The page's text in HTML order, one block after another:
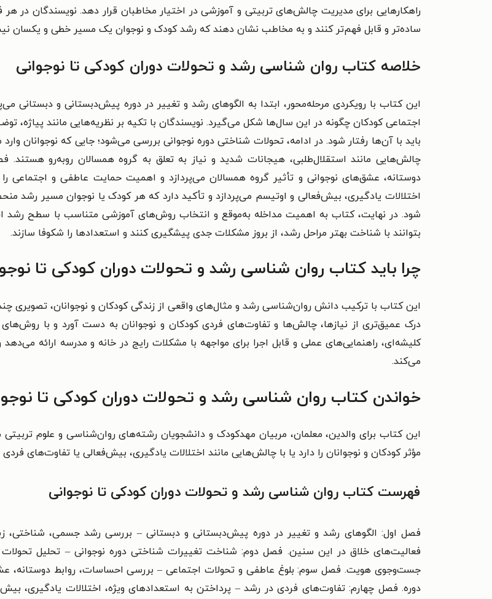
راهکارهایی برای مدیریت چالش‌های تربیتی و آموزشی در اختیار مخاطبان قرار دهد. نویسندگان در
ساده‌تر و قابل فهم‌تر کنند و به مخاطب نشان دهند که رشد کودک و نوجوان یک مسیر خطی و یکسان
خلاصه کتاب روان شناسی رشد و تحولات دوران کودکی تا نوجوانی
این کتاب با رویکردی مرحله‌محور، ابتدا به الگوهای رشد و تغییر در دوره پیش‌دبستانی و
اجتماعی کودکان چگونه در این سال‌ها شکل می‌گیرد. نویسندگان با تکیه بر نظریه‌هایی مانند پیاژه،
باید با آن‌ها رفتار شود. در ادامه، تحولات شناختی دوره نوجوانی بررسی می‌شود؛ جایی که نوجوانان
چالش‌هایی مانند استقلال‌طلبی، هیجانات شدید و نیاز به تعلق به گروه همسالان روبه‌رو
دوستانه، عشق‌های نوجوانی و تأثیر گروه همسالان می‌پردازد و اهمیت حمایت عاطفی و اجتماعی
اختلالات یادگیری، بیش‌فعالی و اوتیسم می‌پردازد و تأکید دارد که هر کودک یا نوجوان مسیر رشد
شود. در نهایت، کتاب به اهمیت مداخله به‌موقع و انتخاب روش‌های آموزشی متناسب با سطح رشد
بتوانند با شناخت بهتر مراحل رشد، از بروز مشکلات جدی پیشگیری کنند و استعدادها را شکوفا سازند.
چرا باید کتاب روان شناسی رشد و تحولات دوران کودکی تا
این کتاب با ترکیب دانش روان‌شناسی رشد و مثال‌های واقعی از زندگی کودکان و نوجوانان، تصویری
درک عمیق‌تری از نیازها، چالش‌ها و تفاوت‌های فردی کودکان و نوجوانان به دست آورد و با
کلیشه‌ای، راهنمایی‌های عملی و قابل اجرا برای مواجهه با مشکلات رایج در خانه و مدرسه ارائه
می‌کند.
خواندن کتاب روان شناسی رشد و تحولات دوران کودکی تا
این کتاب برای والدین، معلمان، مربیان مهدکودک و دانشجویان رشته‌های روان‌شناسی و علوم
مؤثر کودکان و نوجوانان را دارد یا با چالش‌هایی مانند اختلالات یادگیری، بیش‌فعالی یا تفاوت‌های
فهرست کتاب روان شناسی رشد و تحولات دوران کودکی تا نوجوانی
فعالیت‌های خلاق در این سنین. فصل دوم: شناخت تغییرات شناختی دوره نوجوانی – تحلیل تحولات
جست‌وجوی هویت. فصل سوم: بلوغ عاطفی و تحولات اجتماعی – بررسی احساسات، روابط دوستانه،
دوره. فصل چهارم: تفاوت‌های فردی در رشد – پرداختن به استعدادهای ویژه، اختلالات